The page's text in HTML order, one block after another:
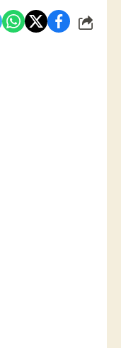
شارك